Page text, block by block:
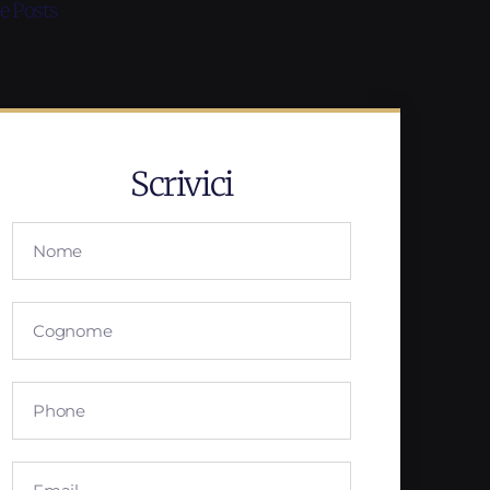
Posts
Scrivici